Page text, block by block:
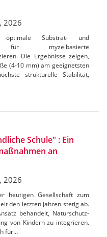
2026
Substrat- und
für myzelbasierte
Die Ergebnisse zeigen,
(4-10 mm) am geeignetsten
strukturelle Stabilität,
Schule" : Ein
an
2026
heutigen Gesellschaft zum
den letzten Jahren stetig ab.
behandelt, Naturschutz-
von Kindern zu integrieren.
für…